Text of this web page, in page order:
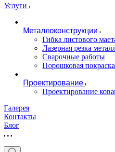
Услуги
Металлоконструкции
Гибка листового
Лазерная резка
Сварочные работы
Порошковая покраска
Проектирование
Проектирование
Галерея
Контакты
Блог